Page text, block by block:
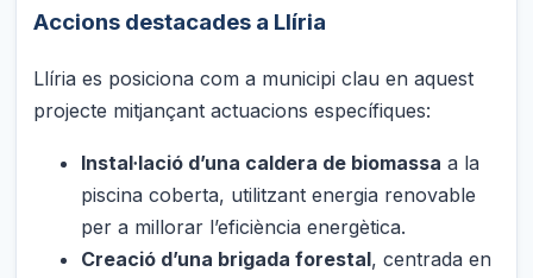
Accions destacades a Llíria
Llíria es posiciona com a municipi clau en aquest
projecte mitjançant actuacions específiques:
Instal·lació d’una caldera de biomassa a la
piscina coberta, utilitzant energia renovable
per a millorar l’eficiència energètica.
Creació d’una brigada forestal, centrada en